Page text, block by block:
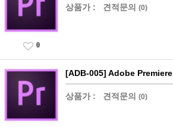
상품가 : 견적문의 (0)
0
[ADB-005] Adobe
상품가 : 견적문의 (0)